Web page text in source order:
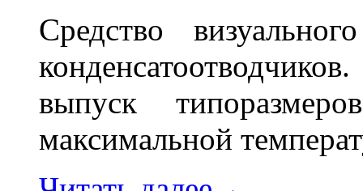
Средство
выпуск
максимальной